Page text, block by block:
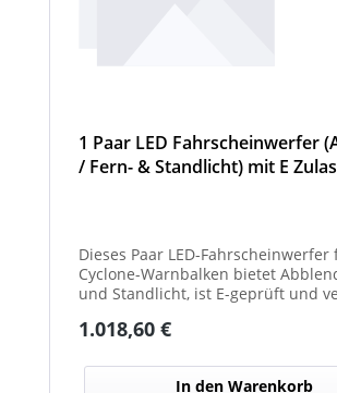
1 Paar LED Fahrscheinwerfer
/ Fern- & Standlicht) mit E
Dieses Paar LED-
Cyclone-Warnbalken bietet
und Standlicht, ist E-geprüft und
Einsatz im Winterdienst.
Regulärer Preis:
1.018,60 €
In den Warenkorb